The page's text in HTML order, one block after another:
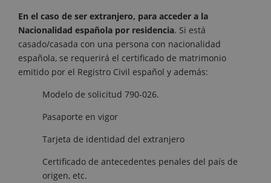
En el caso de ser extranjero, para acceder a la
Nacionalidad española por residencia. Si está
casado/casada con una persona con nacionalidad
española, se requerirá el certificado de matrimonio
emitido por el Registro Civil español y además:
Modelo de solicitud 790-026.
Pasaporte en vigor
Tarjeta de identidad del extranjero
Certificado de antecedentes penales del país de
origen, etc.